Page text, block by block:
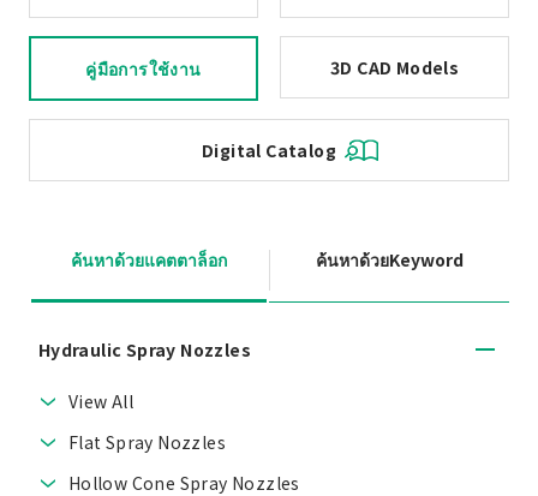
คู่มือการใช้งาน 3D CAD Models
Digital Catalog
ค้นหาด้วยแคตตาล็อก ค้นหาด้วยKeyword
Hydraulic Spray Nozzles
View All
Flat Spray Nozzles
Hollow Cone Spray Nozzles